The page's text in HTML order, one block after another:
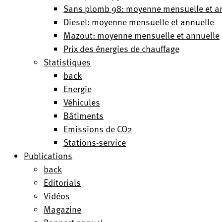
Sans plomb 98: moyenne mensuelle et
Diesel: moyenne mensuelle et annuelle
Mazout: moyenne mensuelle et annuelle
Prix des énergies de chauffage
Statistiques
back
Energie
Véhicules
Bâtiments
Emissions de CO2
Stations-service
Publications
back
Editorials
Vidéos
Magazine